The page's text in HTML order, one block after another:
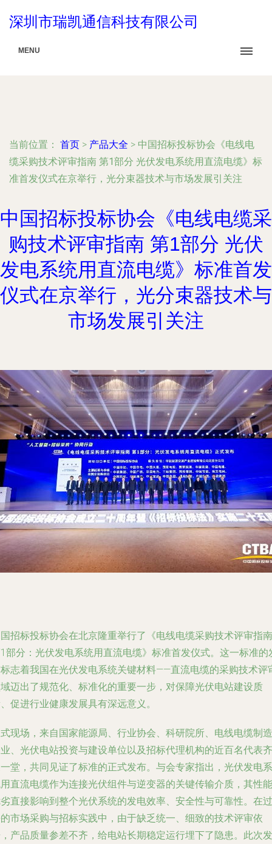
深圳市瑞凯通信科技有限公司
MENU
当前位置： 首页 > 产品大全 > 中国招标投标协会《电线电
缆采购技术评审指南 第1部分 光伏发电系统用直流电缆》标
准首发仪式在京举行，光分束器技术与市场发展引关注
中国招标投标协会《电线电缆采
购技术评审指南 第1部分 光伏
发电系统用直流电缆》标准首发
仪式在京举行，光分束器技术与
市场发展引关注
招标投标协会在北京隆重举行了《电线电缆采购技术评审指南
部分：光伏发电系统用直流电缆》标准首发仪式。这一标准的
志着我国在光伏发电系统关键材料——直流电缆的采购技术评
迈出了规范化、标准化的重要一步，对保障光伏电站建设质
促进行业健康发展具有深远意义。
现场，来自国家能源局、行业协会、科研院所、电线电缆制造
、光伏电站投资与建设单位以及招标代理机构的近百名代表齐
堂，共同见证了标准的正式发布。与会专家指出，光伏发电系
直流电缆作为连接光伏组件与逆变器的关键传输介质，其性能
直接影响到整个光伏系统的发电效率、安全性与可靠性。在过
市场采购与招标实践中，由于缺乏统一、细致的技术评审依
产品质量参差不齐，给电站长期稳定运行埋下了隐患。此次发